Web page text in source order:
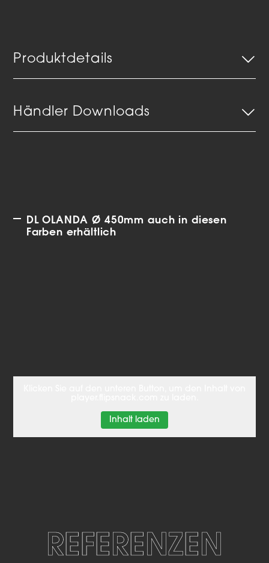
Produktdetails
Händler Downloads
DL OLANDA Ø 450mm auch in diesen
Farben erhältlich
Inhalt laden
REFERENZEN